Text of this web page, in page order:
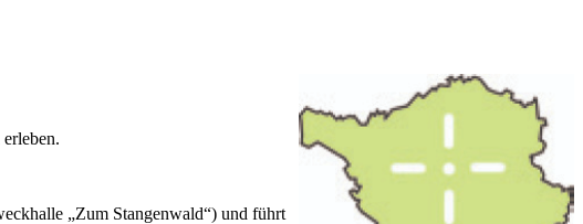
„Zum Stangenwald“) und führt